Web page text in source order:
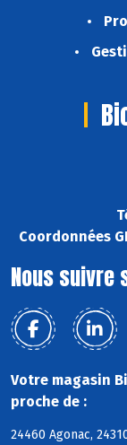
Coordonnées
Nous suivre
Votre magasin
proche de :
24460 Agonac,